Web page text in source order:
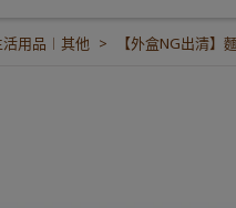
活用品︱其他 【外盒NG出清】